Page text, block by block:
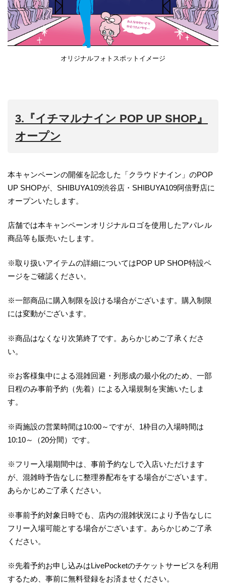
オリジナルフォトスポットイメージ
3.『イチマルナイン POP UP SHOP』
オープン
本キャンペーンの開催を記念した「クラウドナイン」のPOP
UP SHOPが、SHIBUYA109渋谷店・SHIBUYA109阿倍野店に
オープンいたします。
店舗では本キャンペーンオリジナルロゴを使用したアパレル
商品等も販売いたします。
※取り扱いアイテムの詳細についてはPOP UP SHOP特設ペ
ージをご確認ください。
※一部商品に購入制限を設ける場合がございます。購入制限
には変動がございます。
※商品はなくなり次第終了です。あらかじめご了承くださ
い。
※お客様集中による混雑回避・列形成の最小化のため、一部
日程のみ事前予約（先着）による入場規制を実施いたしま
す。
※両施設の営業時間は10:00～ですが、1枠目の入場時間は
10:10～（20分間）です。
※フリー入場期間中は、事前予約なしで入店いただけます
が、混雑時予告なしに整理券配布をする場合がございます。
あらかじめご了承ください。
※事前予約対象日時でも、店内の混雑状況により予告なしに
フリー入場可能とする場合がございます。あらかじめご了承
ください。
※先着予約お申し込みはLivePocketのチケットサービスを利用
するため、事前に無料登録をお済ませください。